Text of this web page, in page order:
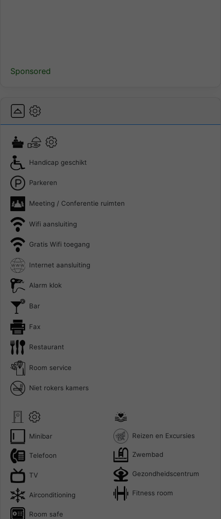
Sponsored
Handicap geschikt
Parkeren
Meeting / Conferentie ruimten
Wifi aansluiting
Gratis Wifi toegang
Internet aansluiting
Alarm klok
Bar
Fax
Restaurant
Room service
Niet rokers kamers
Minibar
Telefoon
TV
Airconditioning
Room safe
Reizen en Excursies
Zwembad
Gezondheidscentrum
Fitness room